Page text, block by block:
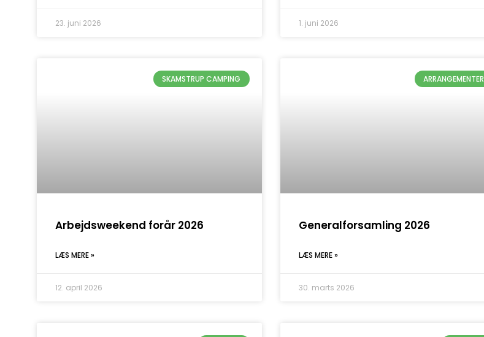
23. juni 2026 1. juni 2026
SKAMSTRUP CAMPING
Arbejdsweekend forår 2026
LÆS MERE »
12. april 2026
ARRANGEMENTER
Generalforsamling 2026
LÆS MERE »
30. marts 2026